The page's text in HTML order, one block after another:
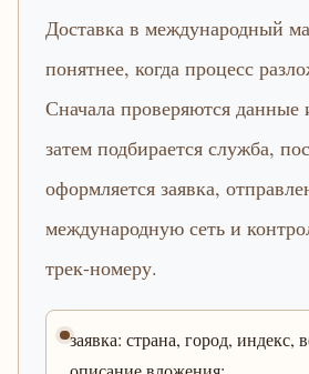
Доставка в международный
понятнее, когда процесс
Сначала проверяются данные
затем подбирается служба,
оформляется заявка,
международную сеть и
трек-номеру.
заявка: страна, город, индекс,